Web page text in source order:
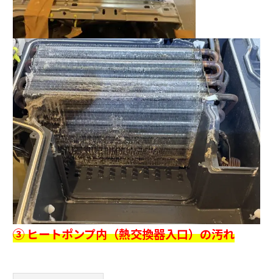
③ ヒートポンプ内（熱交換器入口）の汚れ